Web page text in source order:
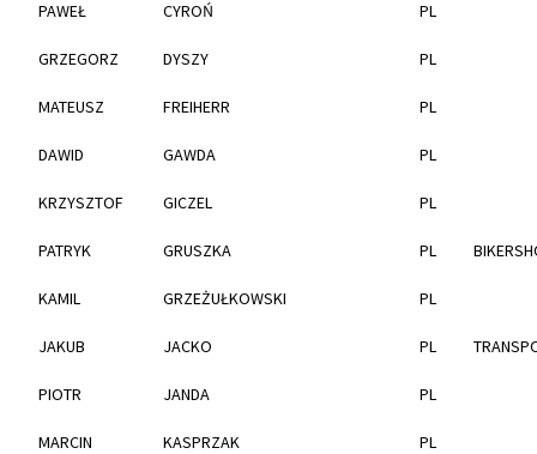
PAWEŁ CYROŃ PL
GRZEGORZ DYSZY PL
MATEUSZ FREIHERR PL
DAWID GAWDA PL
KRZYSZTOF GICZEL PL
PATRYK GRUSZKA PL
KAMIL GRZEŻUŁKOWSKI PL
JAKUB JACKO PL
PIOTR JANDA PL
MARCIN KASPRZAK PL